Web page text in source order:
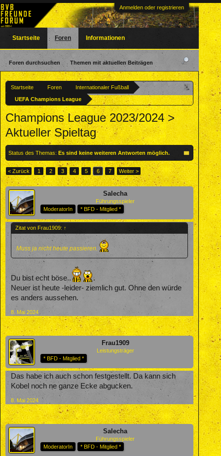
Anmelden oder registrieren
Startseite Foren
Internationaler Fußball
UEFA Champions League
Champions League 2023/2024 >
Aktueller Spieltag
Status des Themas: Es sind keine weiteren Antworten möglich.
< Zurück 1 2 3 4 5 6 7 Weiter >
Salecha
Führungsspieler
ModeratorIn
* BFD - Mitglied *
Zitat von Frau1909: ↑
Muss ja nicht heute passieren.
Du bist echt böse..
.
Neuer ist heute -leider- ziemlich gut. Ohne den würde
es anders aussehen.
8. Mai 2024
Frau1909
Leistungsträger
* BFD - Mitglied *
Das habe ich auch schon festgestellt. Da kann sich
Kobel noch ne ganze Ecke abgucken.
8. Mai 2024
Salecha
Führungsspieler
ModeratorIn
* BFD - Mitglied *
Startseite Foren
Foren durchsuchen Themen mit aktuellen Beiträgen
Informationen